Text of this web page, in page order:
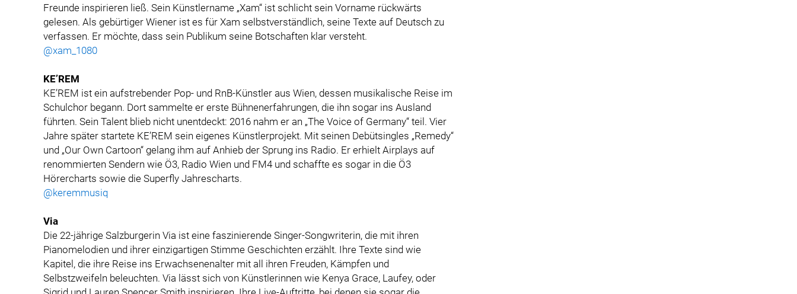
Freunde inspirieren ließ. Sein Künstlername „Xam“ ist schlicht sein Vorname rückwärts
gelesen. Als gebürtiger Wiener ist es für Xam selbstverständlich, seine Texte auf Deutsch zu
verfassen. Er möchte, dass sein Publikum seine Botschaften klar versteht.
@xam_1080
KE’REM
KE’REM ist ein aufstrebender Pop- und RnB-Künstler aus Wien, dessen musikalische Reise im
Schulchor begann. Dort sammelte er erste Bühnenerfahrungen, die ihn sogar ins Ausland
führten. Sein Talent blieb nicht unentdeckt: 2016 nahm er an „The Voice of Germany“ teil. Vier
Jahre später startete KE’REM sein eigenes Künstlerprojekt. Mit seinen Debütsingles „Remedy“
und „Our Own Cartoon“ gelang ihm auf Anhieb der Sprung ins Radio. Er erhielt Airplays auf
renommierten Sendern wie Ö3, Radio Wien und FM4 und schaffte es sogar in die Ö3
Hörercharts sowie die Superfly Jahrescharts.
@keremmusiq
Via
Die 22-jährige Salzburgerin Via ist eine faszinierende Singer-Songwriterin, die mit ihren
Pianomelodien und ihrer einzigartigen Stimme Geschichten erzählt. Ihre Texte sind wie
Kapitel, die ihre Reise ins Erwachsenenalter mit all ihren Freuden, Kämpfen und
Selbstzweifeln beleuchten. Via lässt sich von Künstlerinnen wie Kenya Grace, Laufey, oder